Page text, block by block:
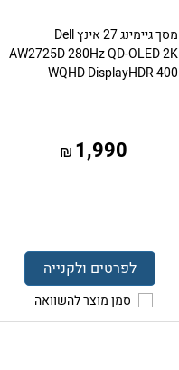
מסך גיימינג 27 אינץ Dell
AW2725D 280Hz QD-OLED 2K
WQHD DisplayHDR 400
1,990
₪
לפרטים ולקנייה
סמן מוצר להשוואה